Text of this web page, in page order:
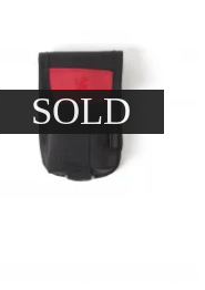
SOLD